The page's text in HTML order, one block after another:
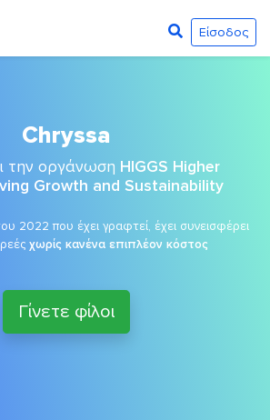
Είσοδος
Chryssa
την οργάνωση HIGGS Higher
Growth and Sustainability
2022 που έχει γραφτεί, έχει συνεισφέρει
χωρίς κανένα επιπλέον κόστος
Γίνετε φίλοι